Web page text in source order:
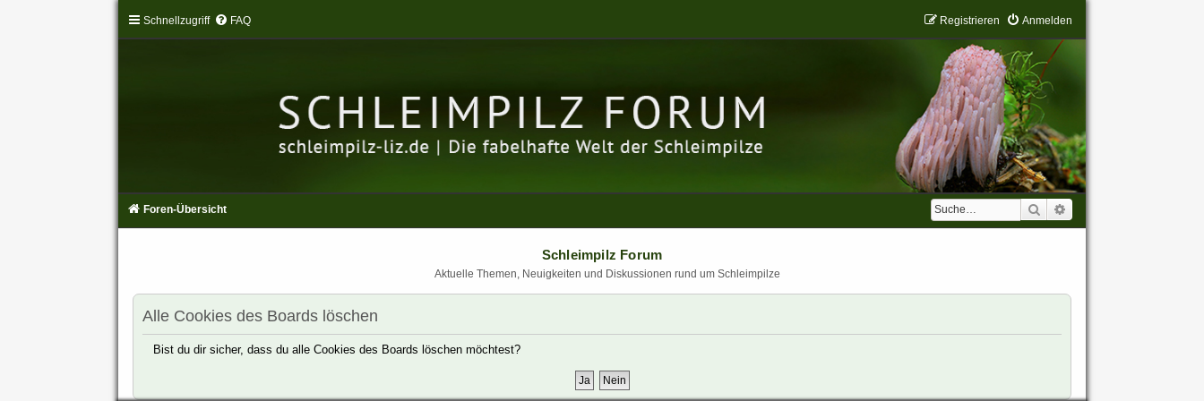
Schnellzugriff FAQ Anmelden
Registrieren
Suche
Foren-Übersicht
Schleimpilz Forum
Aktuelle Themen, Neuigkeiten und Diskussionen rund um Schleimpilze
Alle Cookies des Boards löschen
Bist du dir sicher, dass du alle Cookies des Boards löschen möchtest?